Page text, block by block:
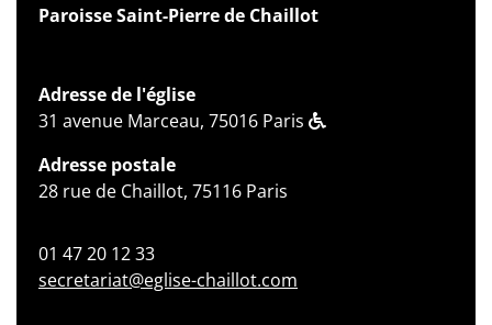
Paroisse Saint-Pierre de Chaillot
Adresse de l'église
31 avenue Marceau, 75016 Paris
Adresse postale
28 rue de Chaillot, 75116 Paris
01 47 20 12 33
secretariat@eglise-chaillot.com